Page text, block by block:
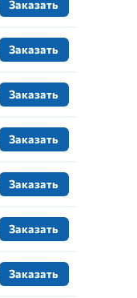
Заказать
Заказать
Заказать
Заказать
Заказать
Заказать
Заказать